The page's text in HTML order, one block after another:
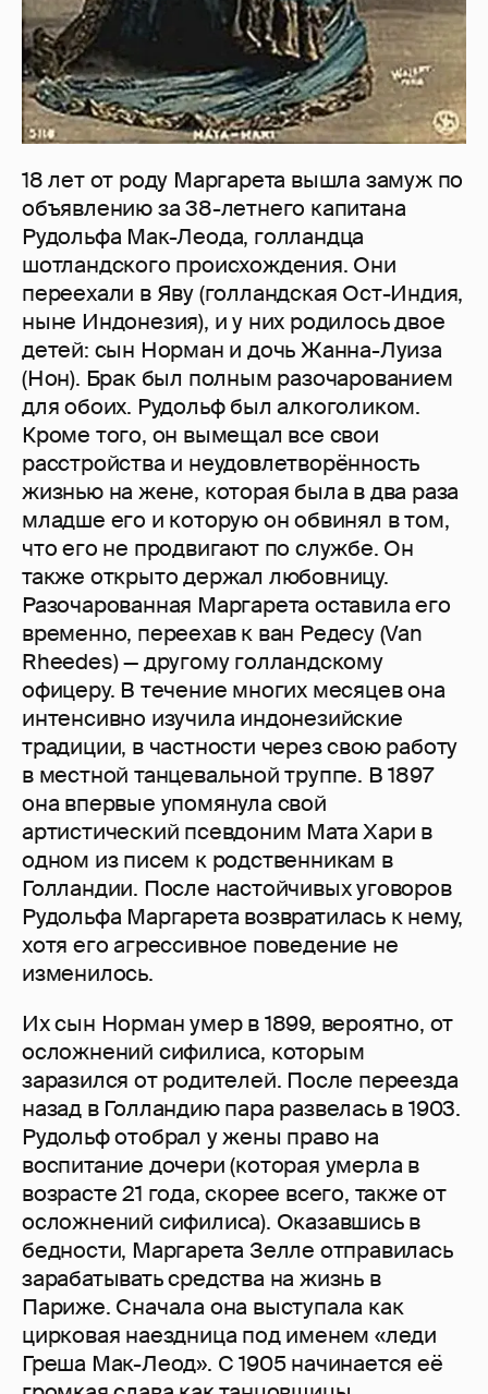
18 лет от роду Маргарета вышла замуж по
объявлению за 38-летнего капитана
Рудольфа Мак-Леода, голландца
шотландского происхождения. Они
переехали в Яву (голландская Ост-Индия,
ныне Индонезия), и у них родилось двое
детей: сын Норман и дочь Жанна-Луиза
(Нон). Брак был полным разочарованием
для обоих. Рудольф был алкоголиком.
Кроме того, он вымещал все свои
расстройства и неудовлетворённость
жизнью на жене, которая была в два раза
младше его и которую он обвинял в том,
что его не продвигают по службе. Он
также открыто держал любовницу.
Разочарованная Маргарета оставила его
временно, переехав к ван Редесу (Van
Rheedes) — другому голландскому
офицеру. В течение многих месяцев она
интенсивно изучила индонезийские
традиции, в частности через свою работу
в местной танцевальной труппе. В 1897
она впервые упомянула свой
артистический псевдоним Мата Хари в
одном из писем к родственникам в
Голландии. После настойчивых уговоров
Рудольфа Маргарета возвратилась к нему,
хотя его агрессивное поведение не
изменилось.
Их сын Норман умер в 1899, вероятно, от
осложнений сифилиса, которым
заразился от родителей. После переезда
назад в Голландию пара развелась в 1903.
Рудольф отобрал у жены право на
воспитание дочери (которая умерла в
возрасте 21 года, скорее всего, также от
осложнений сифилиса). Оказавшись в
бедности, Маргарета Зелле отправилась
зарабатывать средства на жизнь в
Париже. Сначала она выступала как
цирковая наездница под именем «леди
Греша Мак-Леод». С 1905 начинается её